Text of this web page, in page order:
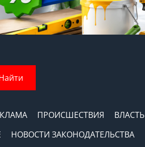
ПРОИСШЕСТВИЯ
ВЛАСТЬ
НОВОСТИ ЗАКОНОДАТЕЛЬСТВА